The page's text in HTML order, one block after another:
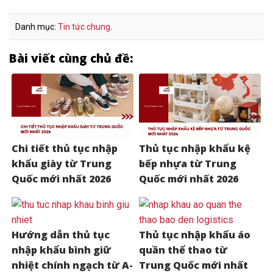
Danh mục: Tin tức chung
Bài viết cùng chủ đề:
Chi tiết thủ tục nhập
khẩu giày từ Trung
Quốc mới nhất 2026
Thủ tục nhập khẩu kệ
bếp nhựa từ Trung
Quốc mới nhất 2026
Hướng dẫn thủ tục
nhập khẩu bình giữ
nhiệt chính ngạch từ A-
Thủ tục nhập khẩu áo
quần thể thao từ
Trung Quốc mới nhất